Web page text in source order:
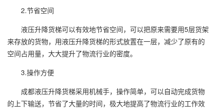
2.节省空间
液压升降货梯可以有效地节省空间，可以把原来需要用5层货架
来存放的货物，用液压升降货梯的形式放置在一层，减少了原有的
空间占用量，大大提升了物流行业的密度。
3.操作方便
成都液压升降货梯采用机械手，操作简单，可以自动完成货物
的上下输送，节省了大量的时间，极大地提高了物流行业的工作效